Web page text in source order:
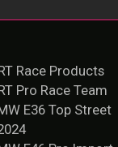
Race Products
Pro Race Team
E36 Top Street